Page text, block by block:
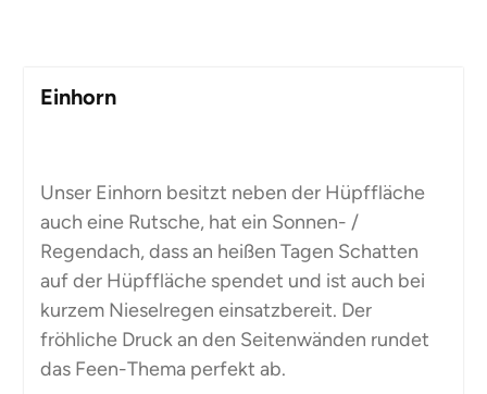
Einhorn
Unser Einhorn besitzt neben der Hüpffläche
auch eine Rutsche, hat ein Sonnen- /
Regendach, dass an heißen Tagen Schatten
auf der Hüpffläche spendet und ist auch bei
kurzem Nieselregen einsatzbereit. Der
fröhliche Druck an den Seitenwänden rundet
das Feen-Thema perfekt ab.